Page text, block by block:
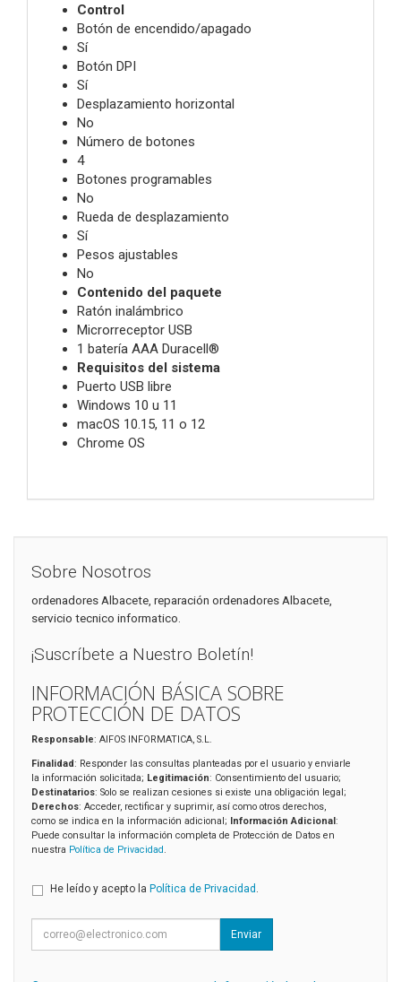
Control
Botón de encendido/apagado
Sí
Botón DPI
Sí
Desplazamiento horizontal
No
Número de botones
4
Botones programables
No
Rueda de desplazamiento
Sí
Pesos ajustables
No
Contenido del paquete
Ratón inalámbrico
Microrreceptor USB
1 batería AAA Duracell®
Requisitos del sistema
Puerto USB libre
Windows 10 u 11
macOS 10.15, 11 o 12
Chrome OS
Sobre Nosotros
ordenadores Albacete, reparación ordenadores Albacete,
servicio tecnico informatico.
¡Suscríbete a Nuestro Boletín!
INFORMACIÓN BÁSICA SOBRE
PROTECCIÓN DE DATOS
Responsable: AIFOS INFORMATICA, S.L.
Finalidad: Responder las consultas planteadas por el usuario y enviarle
la información solicitada; Legitimación: Consentimiento del usuario;
Destinatarios: Solo se realizan cesiones si existe una obligación legal;
Derechos: Acceder, rectificar y suprimir, así como otros derechos,
como se indica en la información adicional; Información Adicional:
Puede consultar la información completa de Protección de Datos en
nuestra Política de Privacidad.
He leído y acepto la Política de Privacidad .
Enviar